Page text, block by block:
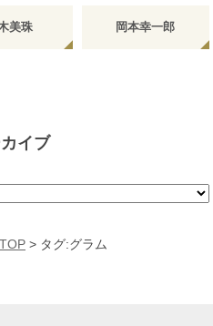
美珠 岡本幸一郎
イブ
> タグ:グラム